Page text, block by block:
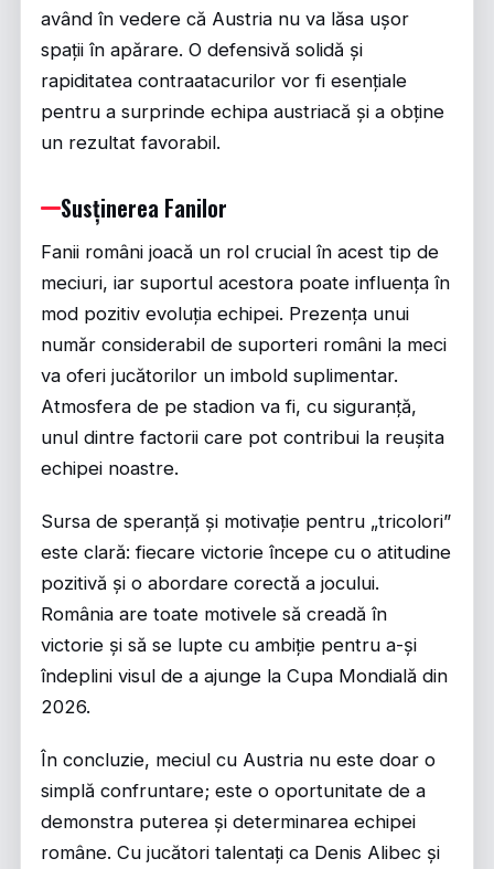
având în vedere că Austria nu va lăsa ușor
spații în apărare. O defensivă solidă și
rapiditatea contraatacurilor vor fi esențiale
pentru a surprinde echipa austriacă și a obține
un rezultat favorabil.
Susținerea Fanilor
Fanii români joacă un rol crucial în acest tip de
meciuri, iar suportul acestora poate influența în
mod pozitiv evoluția echipei. Prezența unui
număr considerabil de suporteri români la meci
va oferi jucătorilor un imbold suplimentar.
Atmosfera de pe stadion va fi, cu siguranță,
unul dintre factorii care pot contribui la reușita
echipei noastre.
Sursa de speranță și motivație pentru „tricolori”
este clară: fiecare victorie începe cu o atitudine
pozitivă și o abordare corectă a jocului.
România are toate motivele să creadă în
victorie și să se lupte cu ambiție pentru a-și
îndeplini visul de a ajunge la Cupa Mondială din
2026.
În concluzie, meciul cu Austria nu este doar o
simplă confruntare; este o oportunitate de a
demonstra puterea și determinarea echipei
române. Cu jucători talentați ca Denis Alibec și